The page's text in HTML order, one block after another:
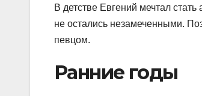
В детстве Евгений мечтал
не остались незамеченными.
певцом.
Ранние годы